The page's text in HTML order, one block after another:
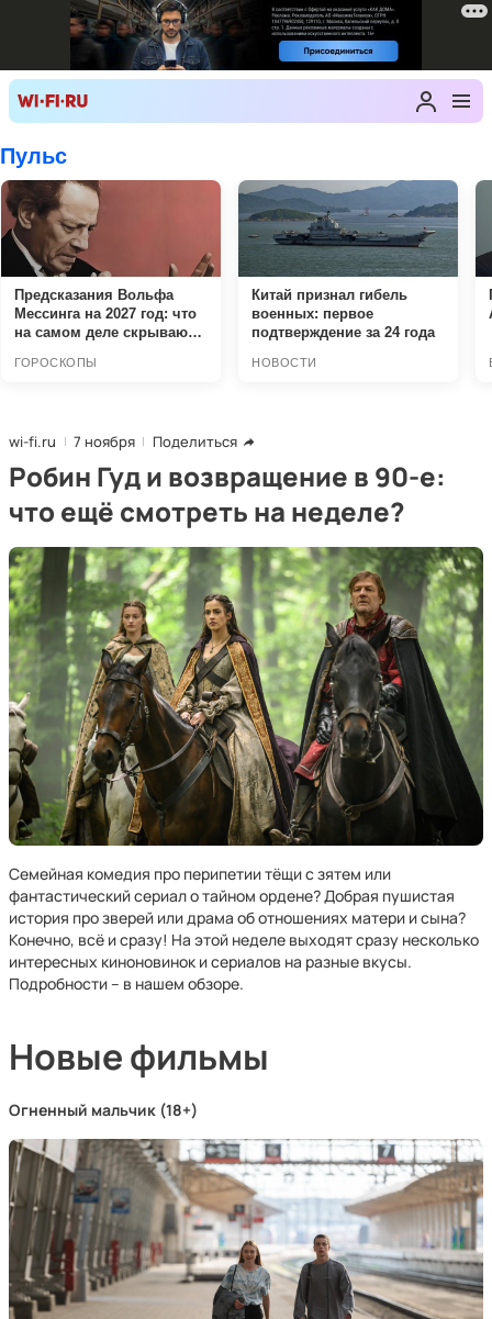
wi-fi.ru 7 ноября Поделиться
Робин Гуд и возвращение в 90-е:
что ещё смотреть на неделе?
Семейная комедия про перипетии тёщи с зятем или
фантастический сериал о тайном ордене? Добрая пушистая
история про зверей или драма об отношениях матери и сына?
Конечно, всё и сразу! На этой неделе выходят сразу несколько
интересных киноновинок и сериалов на разные вкусы.
Подробности – в нашем обзоре.
Новые фильмы
Огненный мальчик (18+)